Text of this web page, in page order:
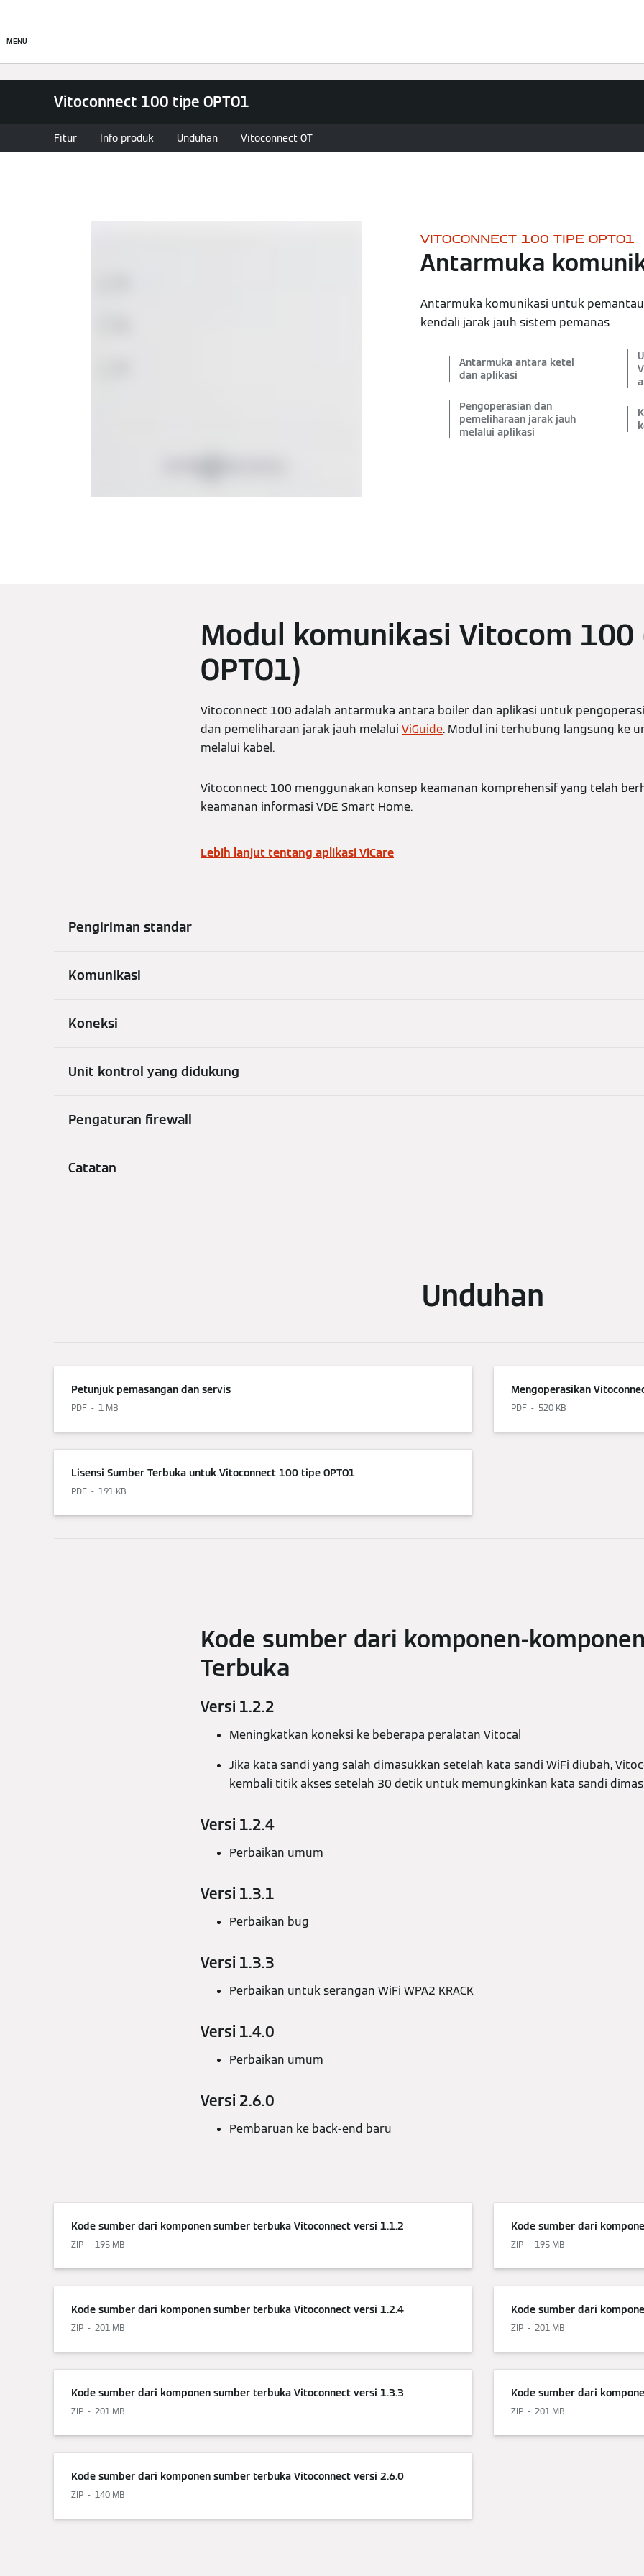
MENU
Vitoconnect 100 tipe OPTO1
Fitur Info produk Unduhan Vitoconnect OT
VITOCONNECT 100 TIPE OPTO1
Antarmuka
Antarmuka komunikasi untuk
kendali jarak jauh sistem pemanas
Antarmuka antara ketel
dan aplikasi
Pengoperasian dan
pemeliharaan jarak jauh
melalui aplikasi
Modul komunikasi Vitocom 100
OPTO1)
Vitoconnect 100 adalah antarmuka antara boiler dan aplikasi untuk
dan pemeliharaan jarak jauh melalui ViGuide. Modul ini terhubung langsung ke
melalui kabel.
Vitoconnect 100 menggunakan konsep keamanan komprehensif yang telah
keamanan informasi VDE Smart Home.
Lebih lanjut tentang aplikasi ViCare
Pengiriman standar
Komunikasi
Koneksi
Unit kontrol yang didukung
Pengaturan firewall
Catatan
Unduhan
Petunjuk pemasangan dan servis
PDF 1 MB
Mengoperasikan
PDF 520 KB
Lisensi Sumber Terbuka untuk Vitoconnect 100 tipe OPTO1
PDF 191 KB
Kode sumber dari komponen-
Terbuka
Versi 1.2.2
Meningkatkan koneksi ke beberapa peralatan Vitocal
Jika kata sandi yang salah dimasukkan setelah kata sandi WiFi diubah,
kembali titik akses setelah 30 detik untuk memungkinkan kata sandi
Versi 1.2.4
Perbaikan umum
Versi 1.3.1
Perbaikan bug
Versi 1.3.3
Perbaikan untuk serangan WiFi WPA2 KRACK
Versi 1.4.0
Perbaikan umum
Versi 2.6.0
Pembaruan ke back-end baru
Kode sumber dari komponen sumber terbuka Vitoconnect versi 1.1.2
ZIP 195 MB
Kode sumber dari
ZIP 195 MB
Kode sumber dari komponen sumber terbuka Vitoconnect versi 1.2.4
ZIP 201 MB
Kode sumber dari
ZIP 201 MB
Kode sumber dari komponen sumber terbuka Vitoconnect versi 1.3.3
ZIP 201 MB
Kode sumber dari
ZIP 201 MB
Kode sumber dari komponen sumber terbuka Vitoconnect versi 2.6.0
ZIP 140 MB